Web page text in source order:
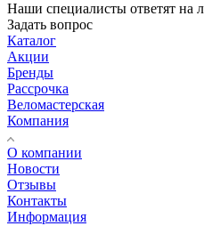
Наши специалисты ответят на
Задать вопрос
Каталог
Акции
Бренды
Рассрочка
Веломастерская
Компания
О компании
Новости
Отзывы
Контакты
Информация